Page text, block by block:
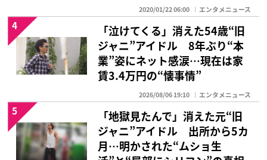
2020/01/22 06:00 エンタメニュース
「泣けてくる」消えた54歳“旧
ジャニ”アイドル 8年ぶり“本
業”姿にネット感涙…現在は家
賃3.4万円の“懐事情”
2026/08/06 19:10 エンタメニュース
4
「地獄見たんで」消えた元“旧
ジャニ”アイドル 出所から5カ
月…明かされた“ムショ生
5